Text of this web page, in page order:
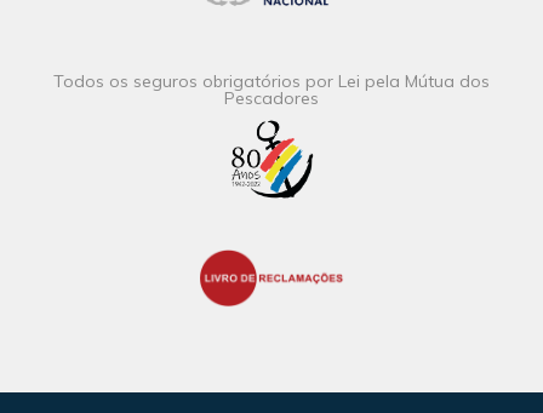
Todos os seguros obrigatórios por Lei pela Mútua dos
Pescadores